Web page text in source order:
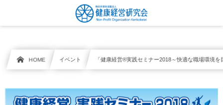
HOME イベント 「健康経営®実践セミナー2018～快適な職場環境を